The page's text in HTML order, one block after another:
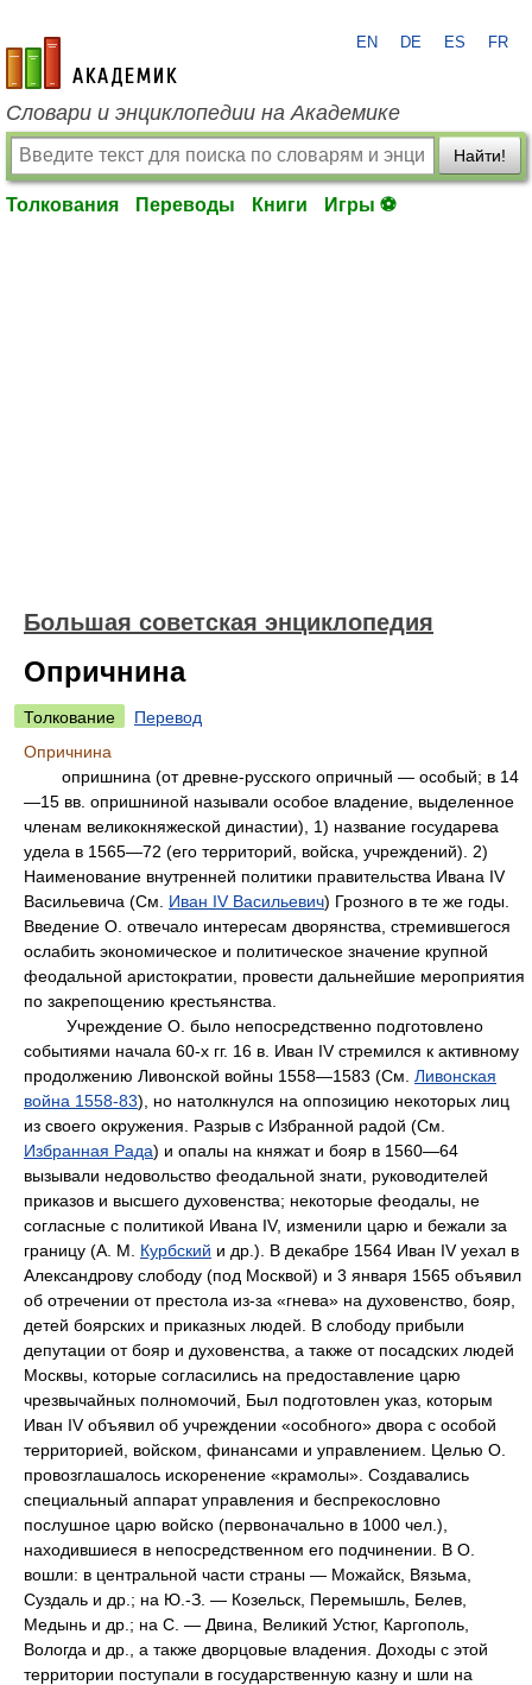
academic.ru
EN DE ES FR
Словари и энциклопедии на Академике
Найти!
Толкования Переводы Книги Игры ⚽
Большая советская энциклопедия
Опричнина
Толкование
Перевод
Опричнина
опришнина (от древне-русского опричный — особый; в 14
—15 вв. опришниной называли особое владение, выделенное
членам великокняжеской династии), 1) название государева
удела в 1565—72 (его территорий, войска, учреждений). 2)
Наименование внутренней политики правительства Ивана IV
Васильевича (См. Иван IV Васильевич) Грозного в те же годы.
Введение О. отвечало интересам дворянства, стремившегося
ослабить экономическое и политическое значение крупной
феодальной аристократии, провести дальнейшие мероприятия
по закрепощению крестьянства.
Учреждение О. было непосредственно подготовлено
событиями начала 60-х гг. 16 в. Иван IV стремился к активному
продолжению Ливонской войны 1558—1583 (См. Ливонская
война 1558-83), но натолкнулся на оппозицию некоторых лиц
из своего окружения. Разрыв с Избранной радой (См.
Избранная Рада) и опалы на княжат и бояр в 1560—64
вызывали недовольство феодальной знати, руководителей
приказов и высшего духовенства; некоторые феодалы, не
согласные с политикой Ивана IV, изменили царю и бежали за
границу (А. М. Курбский и др.). В декабре 1564 Иван IV уехал в
Александрову слободу (под Москвой) и 3 января 1565 объявил
об отречении от престола из-за «гнева» на духовенство, бояр,
детей боярских и приказных людей. В слободу прибыли
депутации от бояр и духовенства, а также от посадских людей
Москвы, которые согласились на предоставление царю
чрезвычайных полномочий, Был подготовлен указ, которым
Иван IV объявил об учреждении «особного» двора с особой
территорией, войском, финансами и управлением. Целью О.
провозглашалось искоренение «крамолы». Создавались
специальный аппарат управления и беспрекословно
послушное царю войско (первоначально в 1000 чел.),
находившиеся в непосредственном его подчинении. В О.
вошли: в центральной части страны — Можайск, Вязьма,
Суздаль и др.; на Ю.-З. — Козельск, Перемышль, Белев,
Медынь и др.; на С. — Двина, Великий Устюг, Каргополь,
Вологда и др., а также дворцовые владения. Доходы с этой
территории поступали в государственную казну и шли на